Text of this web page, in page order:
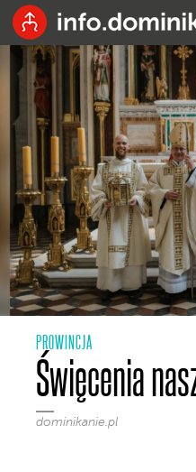
PROWINCJA
Święcenia
dominikanie.pl